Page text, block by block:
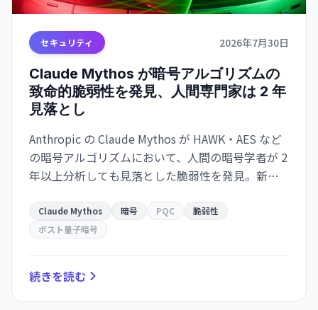
セキュリティ 2026年7月30日
Claude Mythos が暗号アルゴリズムの
致命的脆弱性を発見、人間専門家は 2 年
見落とし
Anthropic の Claude Mythos が HAWK・AES など
の暗号アルゴリズムにおいて、人間の暗号学者が 2
年以上分析しても見落とした脆弱性を発見。新手
改善。ポスト量子暗号実装前の最終検査にアサイ
ン。
Claude Mythos 暗号 PQC
脆弱性
ポスト量子暗号
続きを読む